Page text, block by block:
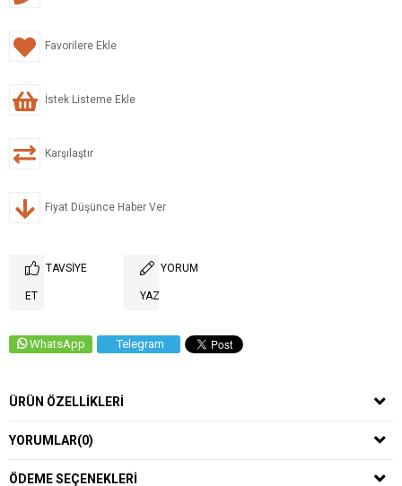
Favorilere Ekle
İstek Listeme Ekle
Karşılaştır
Fiyat Düşünce Haber Ver
TAVSIYE
ET
YORUM
YAZ
WhatsApp Telegram
ÜRÜN ÖZELLIKLERI
YORUMLAR(0)
ÖDEME SEÇENEKLERI